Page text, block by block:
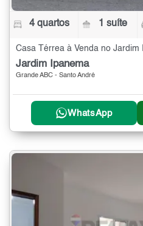
4 quartos 1 suíte
Jardim Ipanema
Grande ABC - Santo André
WhatsApp